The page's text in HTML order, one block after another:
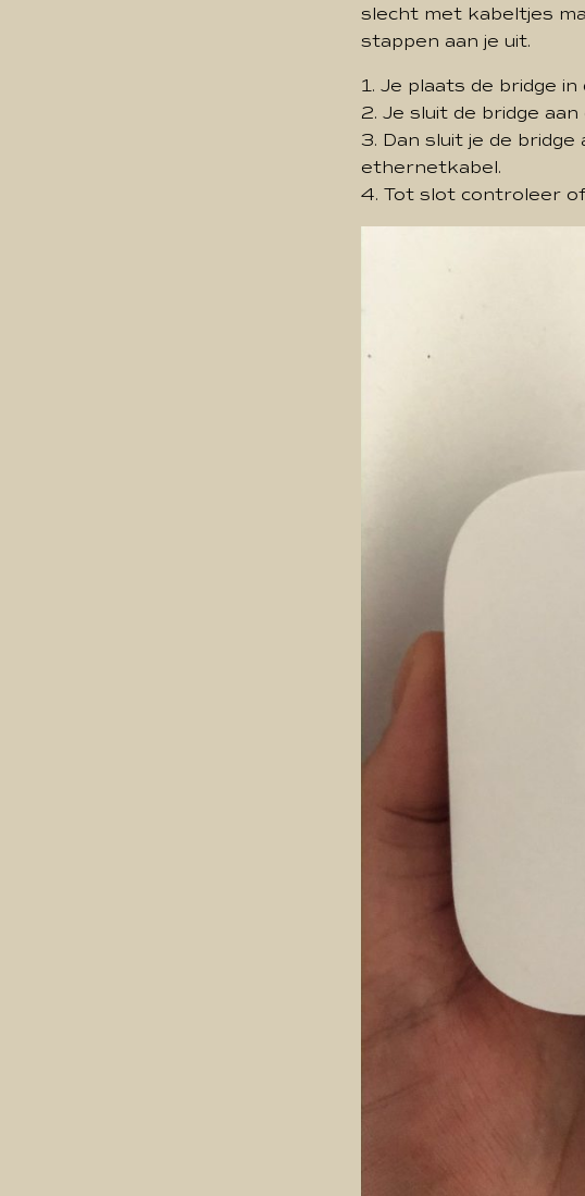
slecht met kabeltjes
stappen aan je uit.
1. Je plaats de bridge
2. Je sluit de bridge
3. Dan sluit je de
ethernetkabel.
4. Tot slot controleer